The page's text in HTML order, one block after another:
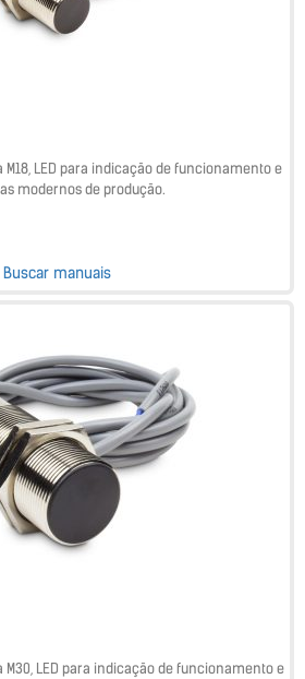
LED para indicação de funcionamento e
modernos de produção.
Buscar manuais
LED para indicação de funcionamento e